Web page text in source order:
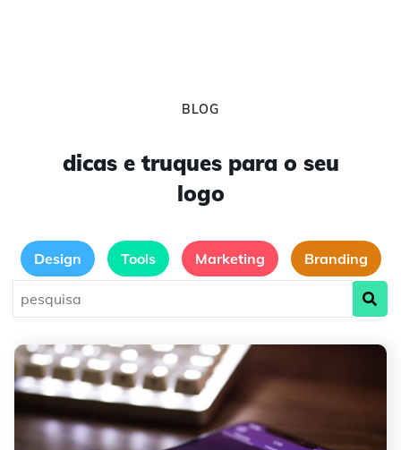
BLOG
dicas e truques para o seu
logo
Design Tools Marketing Branding
Crie um Logotipo para seu Canal na Twitch